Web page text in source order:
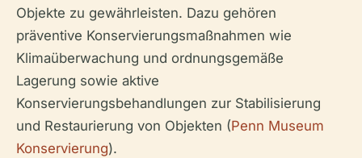
Objekte zu gewährleisten. Dazu gehören
präventive Konservierungsmaßnahmen wie
Klimaüberwachung und ordnungsgemäße
Lagerung sowie aktive
Konservierungsbehandlungen zur Stabilisierung
und Restaurierung von Objekten (Penn Museum
Konservierung).